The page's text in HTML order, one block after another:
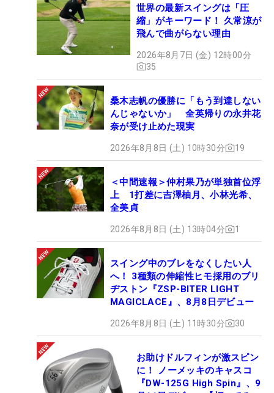
世界の最新スイングは「圧
縮」がキーワード！ 久常涼が
飛んで曲がらない理由
2026年8月7日 (金) 12時00分
35
桑木志帆の優勝に「もう到達しない
んじゃないか」 全英帰りの永井花
奈が受け止めた現実
2026年8月8日 (土) 10時30分 19
＜中間速報＞仲村果乃が単独首位浮
上 1打差に吉澤柚月、小林光希、
全美貞
2026年8月8日 (土) 13時04分 1
スイング中のブレをなくしたい人
へ！ 3種類の伸縮性ヒモ採用のブリ
ヂストン『ZSP-BITER LIGHT
MAGICLACE』、8月8日デビュー
2026年8月8日 (土) 11時30分 30
お助けドルフィンが激スピン
に！ ノーメッキのキャスコ
『DW-125G High Spin』、9